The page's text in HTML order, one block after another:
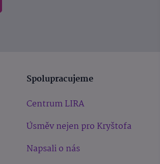
Spolupracujeme
Centrum LIRA
Úsměv nejen pro Kryštofa
Napsali o nás